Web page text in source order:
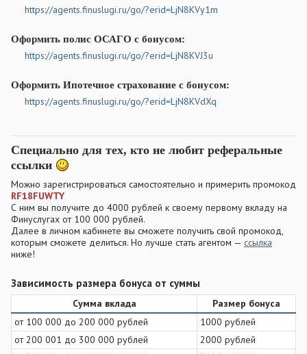
https://agents.finuslugi.ru/go/?erid=LjN8KVy1m
Оформить полис ОСАГО с бонусом:
https://agents.finuslugi.ru/go/?erid=LjN8KVJ3u
Оформить Ипотечное страхование с бонусом:
https://agents.finuslugi.ru/go/?erid=LjN8KVdXq
Специально для тех, кто не любит реферальные
ссылки
Можно зарегистрироваться самостоятельно и примерить промокод
RF18FUWTY
С ним вы получите до 4000 рублей к своему первому вкладу на
Финуслугах от 100 000 рублей.
Далее в личном кабинете вы сможете получить свой промокод,
которым сможете делиться. Но лучше стать агентом — ссылка
ниже!
Зависимость размера бонуса от суммы​
Сумма вклада
Размер бонуса
от 100 000 до 200 000 рублей
1000 рублей
от 200 001 до 300 000 рублей
2000 рублей